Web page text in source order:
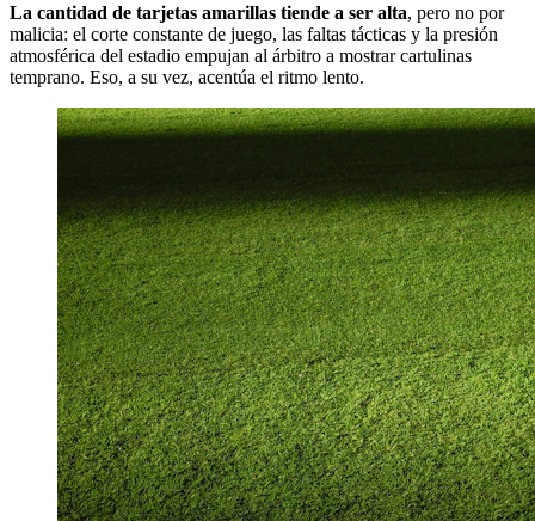
La cantidad de tarjetas amarillas tiende a ser alta, pero no por
malicia: el corte constante de juego, las faltas tácticas y la presión
atmosférica del estadio empujan al árbitro a mostrar cartulinas
temprano. Eso, a su vez, acentúa el ritmo lento.